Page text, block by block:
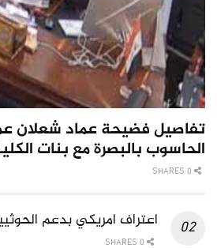
تفاصيل فضيحة عماد شعلان
الحاسوب بالبصرة مع بنات
اعتراف امريكي بدعم